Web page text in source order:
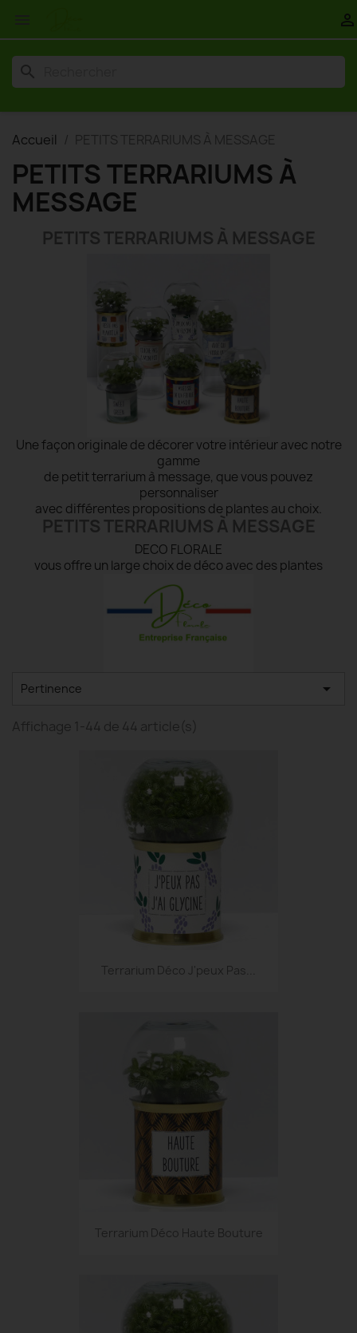

search
Accueil PETITS TERRARIUMS À MESSAGE
PETITS TERRARIUMS À
MESSAGE
PETITS TERRARIUMS À MESSAGE
Une façon originale de décorer votre intérieur avec notre
gamme
de petit terrarium à message, que vous pouvez
personnaliser
avec différentes propositions de plantes au choix.
PETITS TERRARIUMS À MESSAGE
DECO FLORALE
vous offre un large choix de déco avec des plantes
Pertinence 
Affichage 1-44 de 44 article(s)
Terrarium Déco J'peux Pas...
Terrarium Déco Haute Bouture